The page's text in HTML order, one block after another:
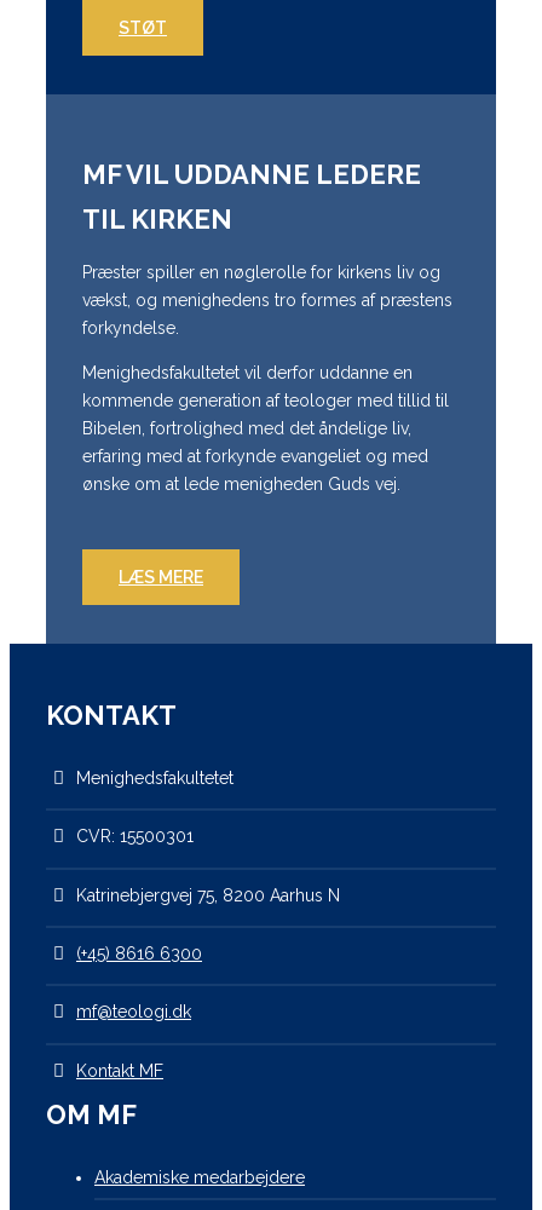
STØT
MF VIL UDDANNE LEDERE
TIL KIRKEN
Præster spiller en nøglerolle for kirkens liv og
vækst, og menighedens tro formes af præstens
forkyndelse.
Menighedsfakultetet vil derfor uddanne en
kommende generation af teologer med tillid til
Bibelen, fortrolighed med det åndelige liv,
erfaring med at forkynde evangeliet og med
ønske om at lede menigheden Guds vej.
LÆS MERE
KONTAKT
Menighedsfakultetet
CVR: 15500301
Katrinebjergvej 75, 8200 Aarhus N
(+45) 8616 6300
mf@teologi.dk
Kontakt MF
OM MF
Akademiske medarbejdere